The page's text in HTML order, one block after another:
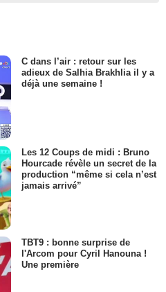
C dans l’air : retour sur les
adieux de Salhia Brakhlia il y a
déjà une semaine !
Les 12 Coups de midi : Bruno
Hourcade révèle un secret de la
production “même si cela n’est
jamais arrivé”
TBT9 : bonne surprise de
l'Arcom pour Cyril Hanouna !
Une première